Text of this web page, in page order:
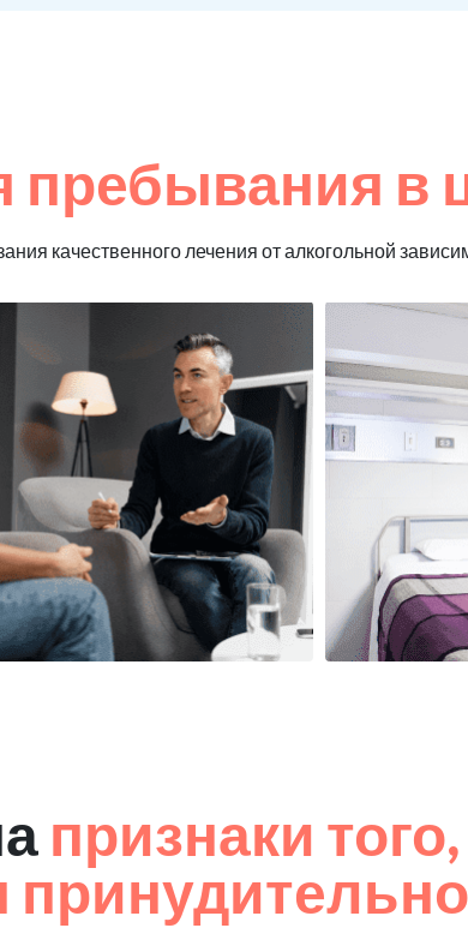
пребывания в
качественного лечения от алкогольной
признаки